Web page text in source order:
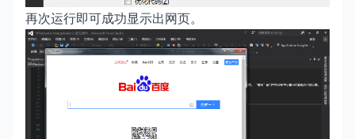
再次运行即可成功显示出网页。